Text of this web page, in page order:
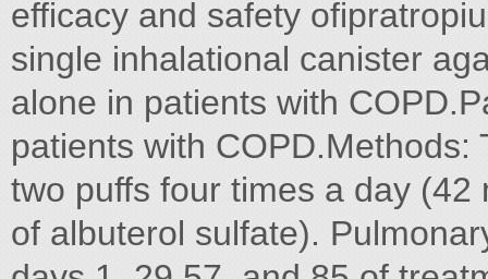
efficacy and safety
single inhalational canister
alone in patients with
patients with
two puffs four times a day
of albuterol sulfate).